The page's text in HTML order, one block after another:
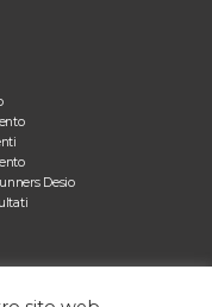
Desio